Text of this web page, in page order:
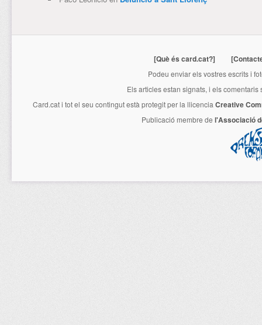
[Què és card.cat?]
Podeu enviar els vostres escrits i
Els articles estan signats, i els
Card.cati tot el seu contingut està protegit per la llicencia Creative
Publicació membre de l'Associació